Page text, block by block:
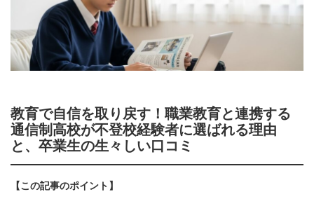
教育で自信を取り戻す！職業教育と連携する
通信制高校が不登校経験者に選ばれる理由
と、卒業生の生々しい口コミ
【この記事のポイント】